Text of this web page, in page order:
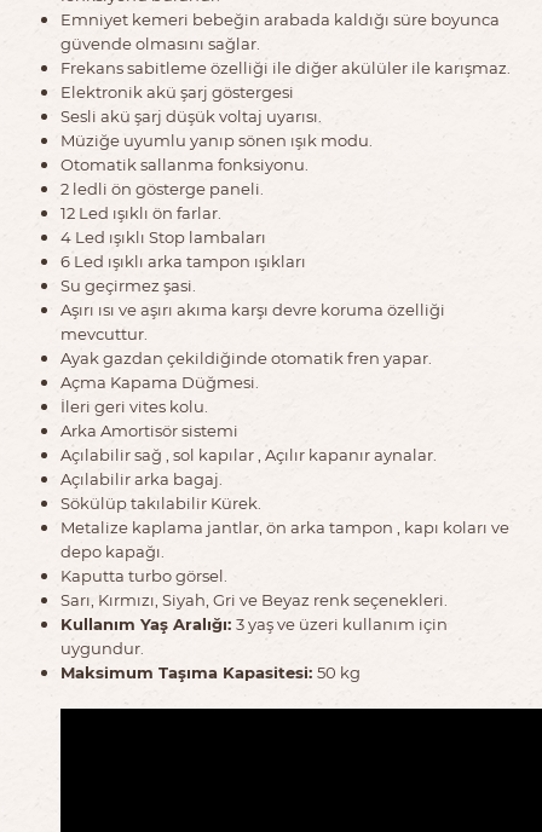
Emniyet kemeri bebeğin arabada kaldığı süre boyunca
güvende olmasını sağlar.
Frekans sabitleme özelliği ile diğer akülüler ile karışmaz.
Elektronik akü şarj göstergesi
Sesli akü şarj düşük voltaj uyarısı.
Müziğe uyumlu yanıp sönen ışık modu.
Otomatik sallanma fonksiyonu.
2 ledli ön gösterge paneli.
12 Led ışıklı ön farlar.
4 Led ışıklı Stop lambaları
6 Led ışıklı arka tampon ışıkları
Su geçirmez şasi.
Aşırı ısı ve aşırı akıma karşı devre koruma özelliği
mevcuttur.
Ayak gazdan çekildiğinde otomatik fren yapar.
Açma Kapama Düğmesi.
İleri geri vites kolu.
Arka Amortisör sistemi
Açılabilir sağ , sol kapılar , Açılır kapanır aynalar.
Açılabilir arka bagaj.
Sökülüp takılabilir Kürek.
Metalize kaplama jantlar, ön arka tampon , kapı koları ve
depo kapağı.
Kaputta turbo görsel.
Sarı, Kırmızı, Siyah, Gri ve Beyaz renk seçenekleri.
Kullanım Yaş Aralığı: 3 yaş ve üzeri kullanım için
uygundur.
Maksimum Taşıma Kapasitesi: 50 kg